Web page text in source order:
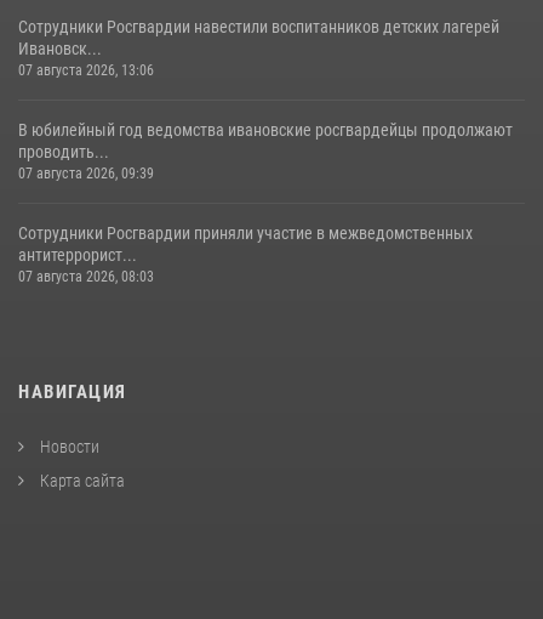
Сотрудники Росгвардии навестили воспитанников детских лагерей
Ивановск...
07 августа 2026, 13:06
В юбилейный год ведомства ивановские росгвардейцы продолжают
проводить...
07 августа 2026, 09:39
Сотрудники Росгвардии приняли участие в межведомственных
антитеррорист...
07 августа 2026, 08:03
НАВИГАЦИЯ
Новости
Карта сайта